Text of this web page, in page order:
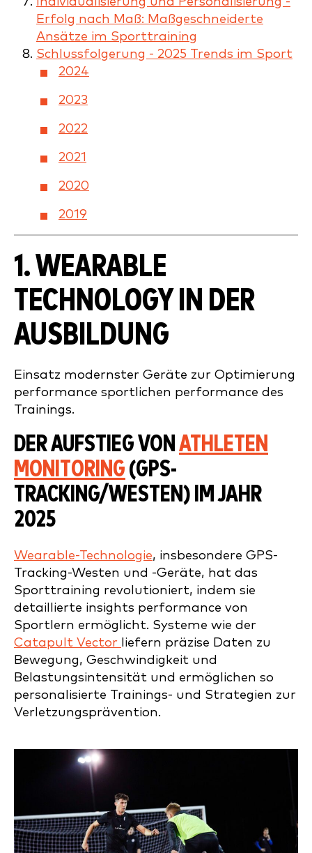
Erfolg nach Maß: Maßgeschneiderte
Ansätze im Sporttraining
Schlussfolgerung - 2025 Trends im Sport
2024
2023
2022
2021
2020
2019
1. WEARABLE
TECHNOLOGY IN DER
AUSBILDUNG
Einsatz modernster Geräte zur Optimierung
performance sportlichen performance des
Trainings.
DER AUFSTIEG VON ATHLETEN
MONITORING (GPS-
TRACKING/WESTEN) IM JAHR
2025
Wearable-Technologie, insbesondere GPS-
Tracking-Westen und -Geräte, hat das
Sporttraining revolutioniert, indem sie
detaillierte insights performance von
Sportlern ermöglicht. Systeme wie der
Catapult Vector liefern präzise Daten zu
Bewegung, Geschwindigkeit und
Belastungsintensität und ermöglichen so
personalisierte Trainings- und Strategien zur
Verletzungsprävention.